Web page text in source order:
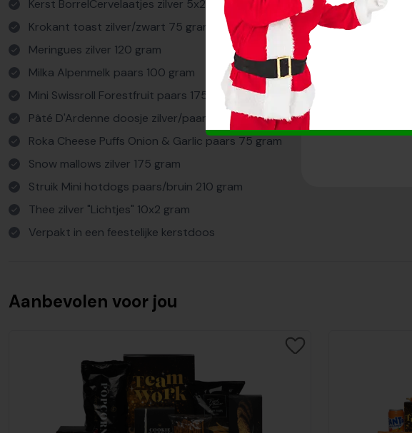
Kerst BorrelCervelaatjes zilver 5x20 gram
Krokant toast zilver/zwart 75 gram
Meringues zilver 120 gram
Milka Alpenmelk paars 100 gram
Mini Swissroll Forestfruit paars 175 gram
Pâté D'Ardenne doosje zilver/paars 130 gram
Roka Cheese Puffs Onion & Garlic paars 75 gram
Snow mallows zilver 175 gram
Struik Mini hotdogs paars/bruin 210 gram
Thee zilver "Lichtjes" 10x2 gram
Verpakt in een feestelijke kerstdoos
Aanbevolen voor jou